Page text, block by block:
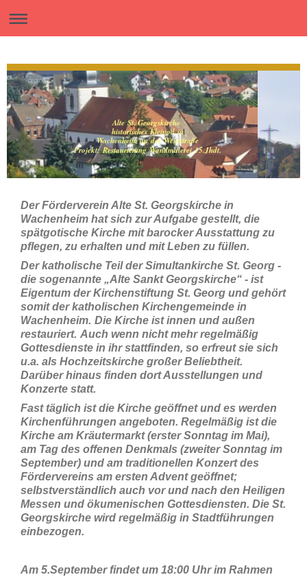
Alte St. Georgskirche
historisches Kleinod in
Wachenheim an der Weinstraße
Projekt: Restaurierung Wandmalerei 15.Jhdt.
Der Förderverein Alte St. Georgskirche in
Wachenheim hat sich zur Aufgabe gestellt, die
spätgotische Kirche mit barocker Ausstattung zu
pflegen, zu erhalten und mit Leben zu füllen.
Der katholische Teil der Simultankirche St. Georg -
die sogenannte „Alte Sankt Georgskirche“ - ist
Eigentum der Kirchenstiftung St. Georg und gehört
somit der katholischen Kirchengemeinde in
Wachenheim. Die Kirche ist innen und außen
restauriert. Auch wenn nicht mehr regelmäßig
Gottesdienste in ihr stattfinden, so erfreut sie sich
u.a. als Hochzeitskirche großer Beliebtheit.
Darüber hinaus finden dort Ausstellungen und
Konzerte statt.
Fast täglich ist die Kirche geöffnet und es werden
Kirchenführungen angeboten. Regelmäßig ist die
Kirche am Kräutermarkt (erster Sonntag im Mai),
am Tag des offenen Denkmals (zweiter Sonntag im
September) und am traditionellen Konzert des
Fördervereins am ersten Advent geöffnet;
selbstverständlich auch vor und nach den Heiligen
Messen und ökumenischen Gottesdiensten. Die St.
Georgskirche wird regelmäßig in Stadtführungen
einbezogen.
Am 5.September findet um 18:00 Uhr im Rahmen